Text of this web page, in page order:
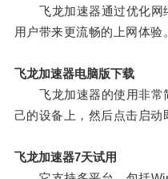
飞龙加速器通过优化网
用户带来更流畅的上网体验。
飞龙加速器电脑版下载
飞龙加速器的使用非常
己的设备上，然后点击启动
飞龙加速器7天试用